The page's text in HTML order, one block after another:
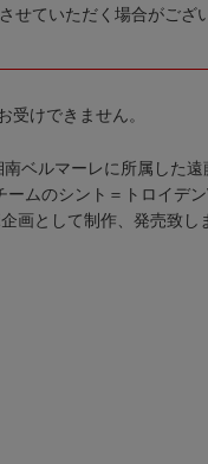
せていただく場合がござ
けできません。
ベルマーレに所属した遠
ームのシント＝トロイデ
画として制作、発売致し